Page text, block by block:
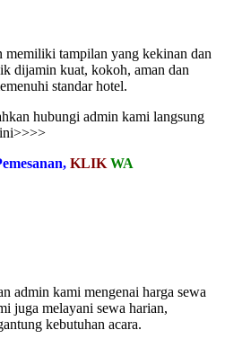
memiliki tampilan yang kekinan dan
dijamin kuat, kokoh, aman dan
standar hotel.
hubungi admin kami langsung
KLIK WA
admin kami mengenai harga sewa
juga melayani sewa harian,
kebutuhan acara.